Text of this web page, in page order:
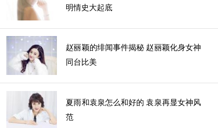
身 高：165cm
血 型：O型
星 座：天秤座
生 肖：猴
上一篇
明情史大起底
赵丽颖的绯闻事件揭秘 赵丽颖化身女神
同台比美
夏雨和袁泉怎么和好的 袁泉再显女神风
范